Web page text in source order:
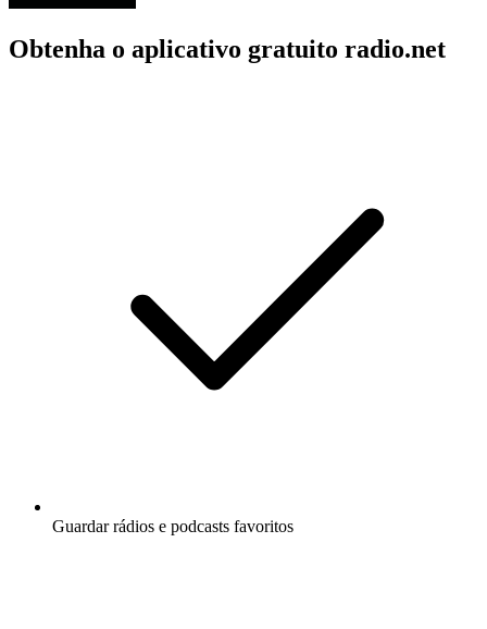
Obtenha o aplicativo gratuito radio.net
Guardar rádios e podcasts favoritos